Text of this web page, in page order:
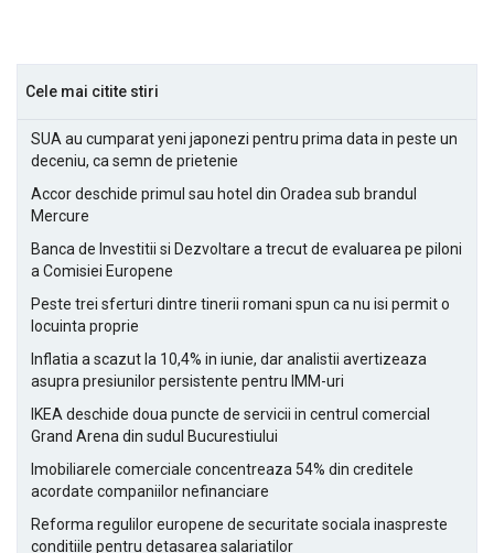
Cele mai citite stiri
SUA au cumparat yeni japonezi pentru prima data in peste un
deceniu, ca semn de prietenie
Accor deschide primul sau hotel din Oradea sub brandul
Mercure
Banca de Investitii si Dezvoltare a trecut de evaluarea pe piloni
a Comisiei Europene
Peste trei sferturi dintre tinerii romani spun ca nu isi permit o
locuinta proprie
Inflatia a scazut la 10,4% in iunie, dar analistii avertizeaza
asupra presiunilor persistente pentru IMM-uri
IKEA deschide doua puncte de servicii in centrul comercial
Grand Arena din sudul Bucurestiului
Imobiliarele comerciale concentreaza 54% din creditele
acordate companiilor nefinanciare
Reforma regulilor europene de securitate sociala inaspreste
conditiile pentru detasarea salariatilor